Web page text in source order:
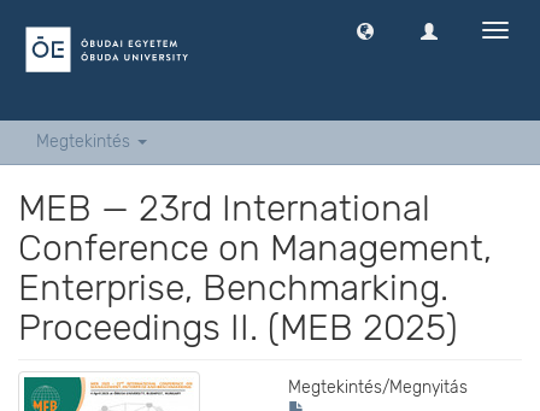
Megtekintés
MEB — 23rd International
Conference on Management,
Enterprise, Benchmarking.
Proceedings II. (MEB 2025)
Megtekintés/Megnyitás